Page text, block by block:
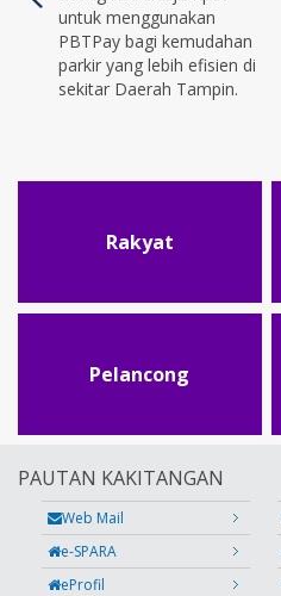
untuk menggunakan
PBTPay bagi kemudahan
parkir yang lebih efisien di
sekitar Daerah Tampin.
Rakyat
Pelancong
PAUTAN KAKITANGAN
Web Mail
e-SPARA
eProfil